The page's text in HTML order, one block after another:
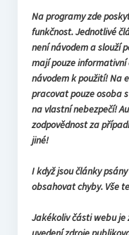
Na programy zde
funkčnost. Jednotlivé
není návodem a slouží
mají pouze
návodem k použití! Na
pracovat pouze osoba
na vlastní nebezpečí!
zodpovědnost za
jiné!
I když jsou články
obsahovat chyby. Vše
Jakékoliv části webu